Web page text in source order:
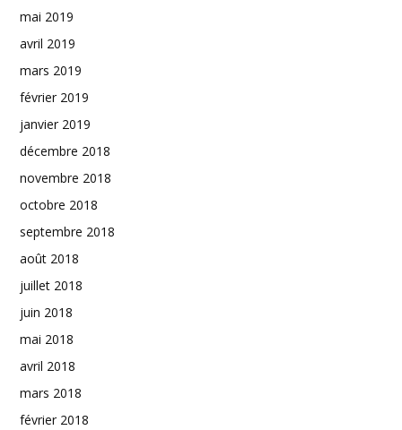
mai 2019
avril 2019
mars 2019
février 2019
janvier 2019
décembre 2018
novembre 2018
octobre 2018
septembre 2018
août 2018
juillet 2018
juin 2018
mai 2018
avril 2018
mars 2018
février 2018